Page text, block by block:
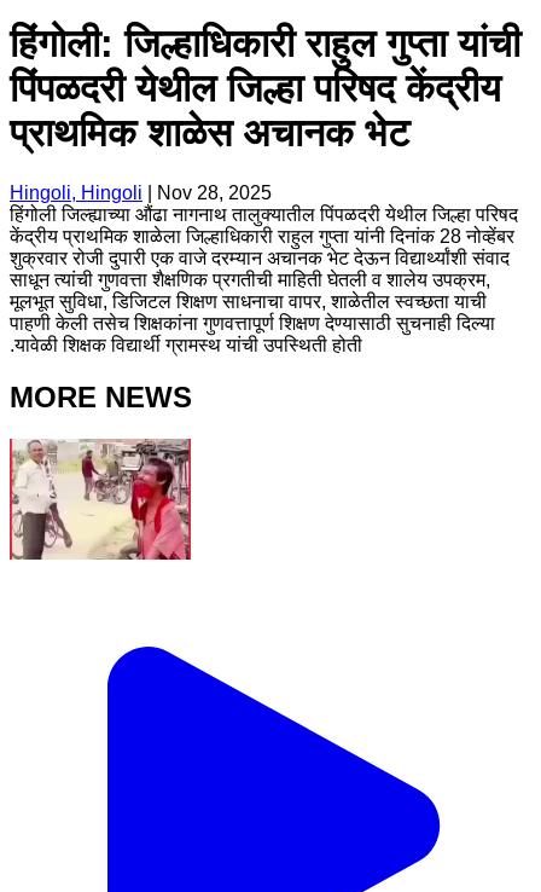
हिंगोली: जिल्हाधिकारी राहुल गुप्ता यांची
पिंपळदरी येथील जिल्हा परिषद केंद्रीय
प्राथमिक शाळेस अचानक भेट
Hingoli, Hingoli
Nov 28, 2025
हिंगोली जिल्ह्याच्या औंढा नागनाथ तालुक्यातील पिंपळदरी येथील जिल्हा परिषद
केंद्रीय प्राथमिक शाळेला जिल्हाधिकारी राहुल गुप्ता यांनी दिनांक 28 नोव्हेंबर
शुक्रवार रोजी दुपारी एक वाजे दरम्यान अचानक भेट देऊन विद्यार्थ्यांशी संवाद
साधून त्यांची गुणवत्ता शैक्षणिक प्रगतीची माहिती घेतली व शालेय उपक्रम,
मूलभूत सुविधा, डिजिटल शिक्षण साधनाचा वापर, शाळेतील स्वच्छता याची
पाहणी केली तसेच शिक्षकांना गुणवत्तापूर्ण शिक्षण देण्यासाठी सुचनाही दिल्या
.यावेळी शिक्षक विद्यार्थी ग्रामस्थ यांची उपस्थिती होती
MORE NEWS